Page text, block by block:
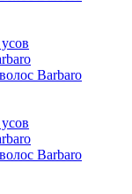
Barbaro
Barbaro